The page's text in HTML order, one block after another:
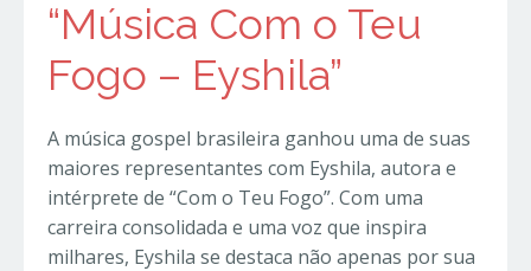
“Música Com o Teu
Fogo – Eyshila”
A música gospel brasileira ganhou uma de suas
maiores representantes com Eyshila, autora e
intérprete de “Com o Teu Fogo”. Com uma
carreira consolidada e uma voz que inspira
milhares, Eyshila se destaca não apenas por sua